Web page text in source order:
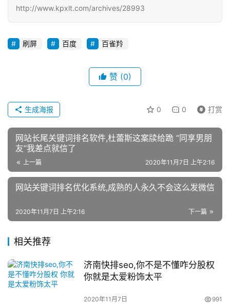
http://www.kpxlt.com/archives/28993
刷屏 百度 百雀羚
赞 (0)
0 0 打赏
生成海报
网站长尾关键词排名软件,杜蕾斯这案牍给跪 “同享男朋
友”我差点就信了
上一篇 2020年11月7日 上午2:16
网站关键词排名优化系统,成熟的人永久不会这么发微信
下一篇
2020年11月7日 上午2:16
相关推荐
济南快排seo,你不是不懂咋分股权
你就是太爱粉饰太平
2020年11月7日 991